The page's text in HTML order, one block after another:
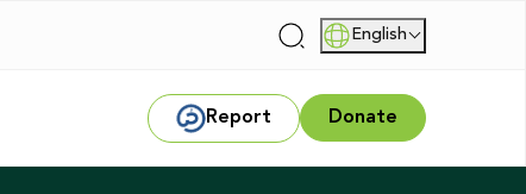
| English
Report Donate